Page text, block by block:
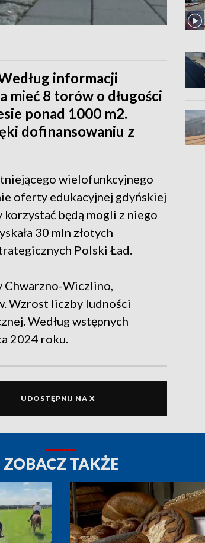
informacji
mieć 8 torów o długości
ponad 1000 m2.
dofinansowaniu z
wielofunkcyjnego
oferty edukacyjnej gdyńskiej
korzystać będą mogli z niego
30 mln złotych
Polski Ład.
Wiczlino,
Wzrost liczby ludności
Według wstępnych
2024 roku.
UDOSTĘPNIJ NA X
ZOBACZ TAKŻE